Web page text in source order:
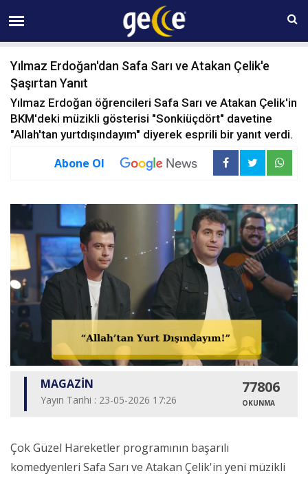
07 AĞUSTOS Cuma 14:20
Yılmaz Erdoğan'dan Safa Sarı ve Atakan Çelik'e
Şaşırtan Yanıt
Yılmaz Erdoğan öğrencileri Safa Sarı ve Atakan Çelik'in
BKM'deki müzikli gösterisi "Sonkiüçdört" davetine
"Allah'tan yurtdışındayım" diyerek esprili bir yanıt verdi.
Abone Ol
MAGAZİN
Yayın Tarihi : 23-05-2026 17:26
77806
OKUNMA
Çok Güzel Hareketler programının başarılı
komedyenleri Safa Sarı ve Atakan Çelik'in yeni müzikli